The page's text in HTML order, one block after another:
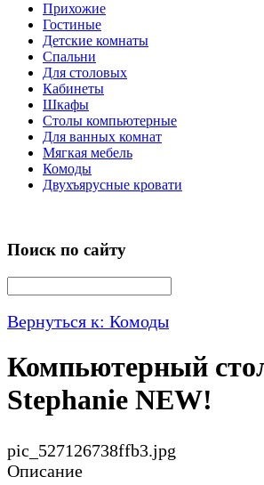
Прихожие
Гостиные
Детские комнаты
Спальни
Для столовых
Кабинеты
Шкафы
Столы компьютерные
Для ванных комнат
Мягкая мебель
Комоды
Двухъярусные кровати
Поиск по сайту
Вернуться к: Комоды
Компьютерный
Stephanie NEW!
pic_527126738ffb3.jpg
Описание